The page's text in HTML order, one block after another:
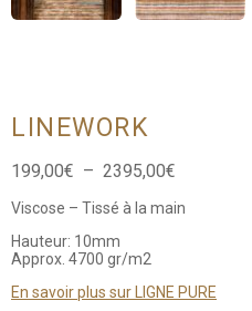
LINEWORK
199,00€ – 2395,00€
prix :
Viscose – Tissé à la main
Hauteur: 10mm
Approx. 4700 gr/m2
En savoir plus sur LIGNE PURE